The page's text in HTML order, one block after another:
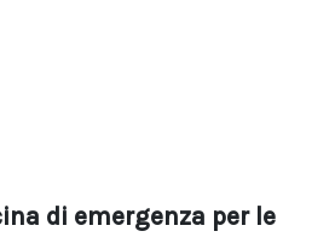
di emergenza per le